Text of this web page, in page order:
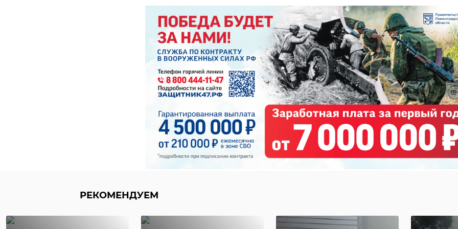
РЕКОМЕНДУЕМ
Госавтоинспекция
Семилетний на
Госавтоинспекция
призвала
На
‹